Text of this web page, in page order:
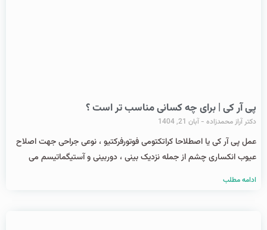
پی آر کی | برای چه کسانی مناسب تر است ؟
دکتر آراز محمدزاده آبان 21, 1404
عمل پی آر کی یا اصطلاحا کراتکتومی فوتورفرکتیو ، نوعی جراحی جهت اصلاح
عیوب انکساری چشم از جمله نزدیک بینی ، دوربینی و آستیگماتیسم می
ادامه مطلب